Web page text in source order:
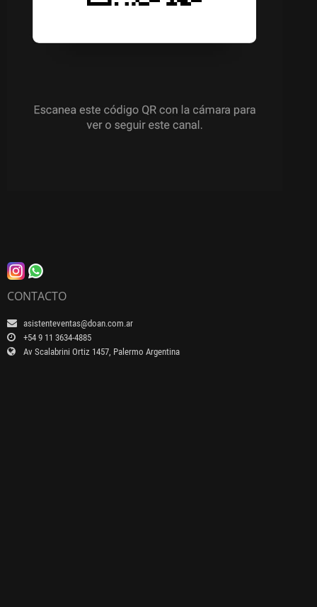
CONTACTO
asistenteventas@doan.com.ar
+54 9 11 3634-4885
Av Scalabrini Ortiz 1457, Palermo Argentina